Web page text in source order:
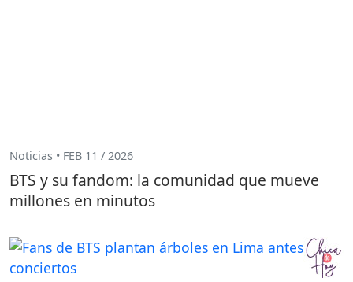
Noticias • FEB 11 / 2026
BTS y su fandom: la comunidad que mueve
millones en minutos